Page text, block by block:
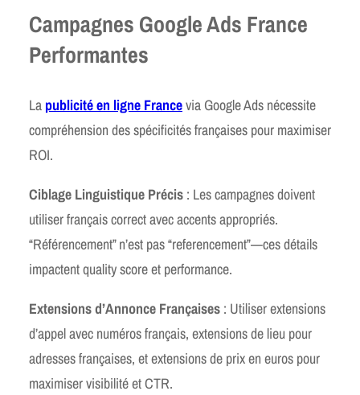
Campagnes Google Ads France
Performantes
La publicité en ligne Francevia Google Ads nécessite
compréhension des spécificités françaises pour maximiser
ROI.
Ciblage Linguistique Précis : Les campagnes doivent
utiliser français correct avec accents appropriés.
“Référencement” n’est pas “referencement”—ces détails
impactent quality score et performance.
Extensions d’Annonce Françaises : Utiliser extensions
d’appel avec numéros français, extensions de lieu pour
adresses françaises, et extensions de prix en euros pour
maximiser visibilité et CTR.